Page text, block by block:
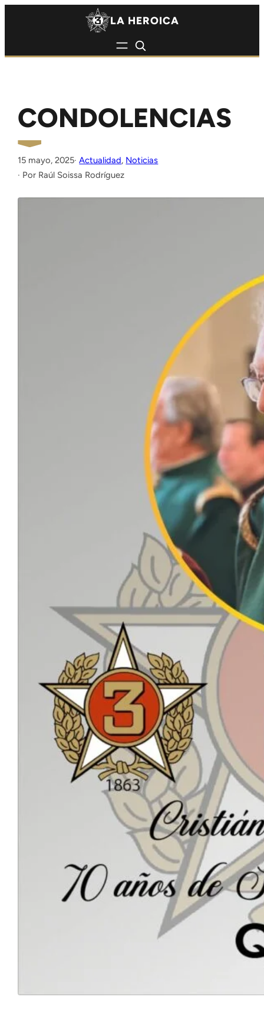
LA HEROICA
CONDOLENCIAS
15 mayo, 2025·Actualidad, Noticias
Raúl Soissa Rodríguez